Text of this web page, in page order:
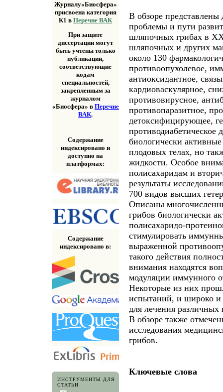
Журналу«Биосфера»
присвоена категория
К1 вПеречне ВАК
При защите
диссертации могут
быть учтены только
публикации,
соответствующие
кодам
специальностей,
закрепленным за
журналом
«Биосфера» в Перечне
ВАК.
Содержание
индексировано и
доступно на
платформах:
Содержание
индексировано в:
ИНСТРУМЕНТЫ ДЛЯ
СТАТЬИ
В обзоре
проблемы и пути
шляпочных грибах в
шляпочных и других
около 130
противоопухолевое,
антиоксидантное,
кардиоваскулярное,
противовирусное,
противопаразитное,
детоксифицирующее,
противодиабетическое
биологически
плодовых телах, но
жидкости. Особое
полисахаридам и
результаты
700 видов высших
Описаны
грибов биологически
полисахаридо-
стимулировать
выраженной
такого действия
внимания находятся
модуляции иммунного
Некоторые из них
испытаний, и широко
для лечения различных
В обзоре также
исследования
грибов.
Ключевые слова